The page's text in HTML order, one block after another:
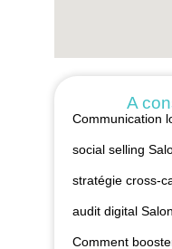
A
Communication
social selling
stratégie cross-
audit digital
Comment